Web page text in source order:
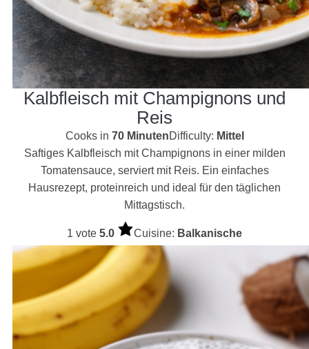
Kalbfleisch mit Champignons und
Reis
Cooks in 70 MinutenDifficulty: Mittel
Saftiges Kalbfleisch mit Champignons in einer milden
Tomatensauce, serviert mit Reis. Ein einfaches
Hausrezept, proteinreich und ideal für den täglichen
Mittagstisch.
1 vote 5.0 Cuisine: Balkanische